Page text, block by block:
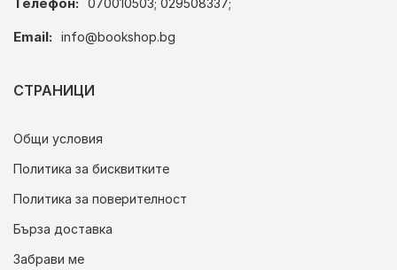
Email: info@bookshop.bg
СТРАНИЦИ
Общи условия
Политика за бисквитките
Политика за поверителност
Бърза доставка
Забрави ме